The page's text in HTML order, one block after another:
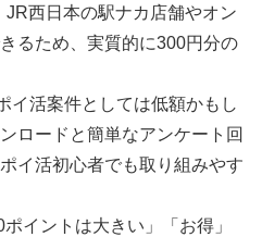
西日本の駅ナカ店舗やオン
るため、実質的に300円分の
イ活案件としては低額かもし
ロードと簡単なアンケート回
イ活初心者でも取り組みやす
イントは大きい」「お得」